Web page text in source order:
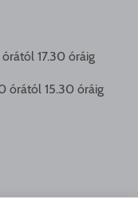
17.30 óráig
órától 15.30 óráig